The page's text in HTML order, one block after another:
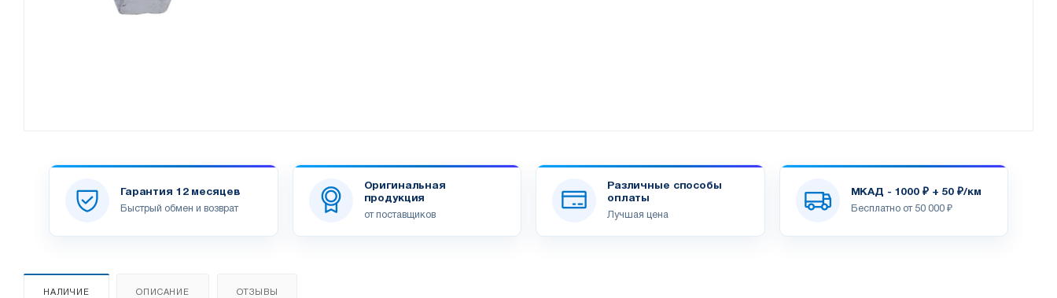
Гарантия 12 месяцев
Быстрый обмен и возврат
Оригинальная
продукция
от поставщиков
Различные способы
оплаты
Лучшая цена
МКАД - 1000 ₽ + 50 ₽/км
Бесплатно от 50 000 ₽
НАЛИЧИЕ ОПИСАНИЕ ОТЗЫВЫ